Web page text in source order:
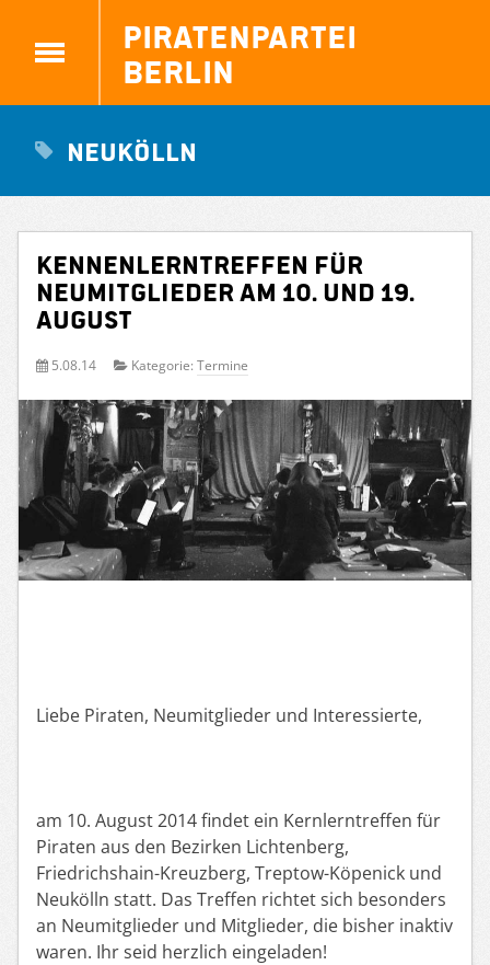
Piratenpartei
Berlin
Neukölln
Kennenlerntreffen für
Neumitglieder am 10. und 19.
August
5.08.14 Kategorie: Termine
Liebe Piraten, Neumitglieder und Interessierte,
am 10. August 2014 findet ein Kernlerntreffen für
Piraten aus den Bezirken Lichtenberg,
Friedrichshain-Kreuzberg, Treptow-Köpenick und
Neukölln statt. Das Treffen richtet sich besonders
an Neumitglieder und Mitglieder, die bisher inaktiv
waren. Ihr seid herzlich eingeladen!